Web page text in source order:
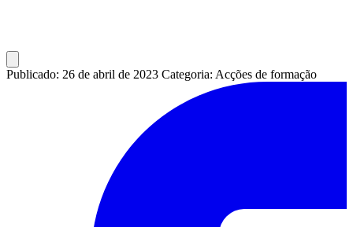
Publicado: 26 de abril de 2023 Categoria: Acções de formação